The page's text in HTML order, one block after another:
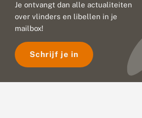
Je ontvangt dan alle actualiteiten
over vlinders en libellen in je
mailbox!
Schrijf je in